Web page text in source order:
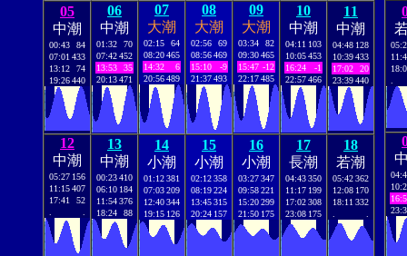
05
中潮
00:43
84
07:01 433
13:12
74
19:26440
06
中潮
01:32
70
07:42452
13:53
35
20:13471
07
大潮
02:15
64
08:20465
14:32
6
20:56489
08
大潮
02:56
69
08:56469
15:10
-9
21:37493
09
大潮
03:34
82
09:30465
15:47 -12
22:17485
10
中潮
04:11 103
10:05453
16:24
-1
22:57466
11
中潮
04:48 128
10:39433
17:02
20
23:39440
12
中潮
05:27 156
11:15407
17:41
52
13
中潮
00:23410
06:10 184
11:54376
18:24
88
14
小潮
01:12381
07:03209
12:40344
19:15 126
15
小潮
02:12358
08:19224
13:45315
20:24 157
16
小潮
03:27347
09:58221
15:20299
21:50 175
17
長潮
04:43350
11:17 199
17:02308
23:08 175
18
若潮
05:42362
12:08 170
18:11 332